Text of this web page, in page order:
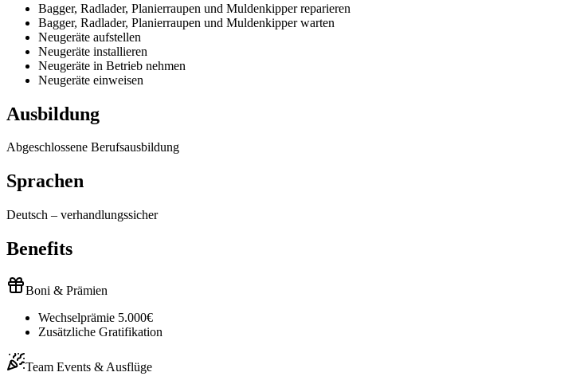
Bagger, Radlader, Planierraupen und Muldenkipper reparieren
Bagger, Radlader, Planierraupen und Muldenkipper warten
Neugeräte aufstellen
Neugeräte installieren
Neugeräte in Betrieb nehmen
Neugeräte einweisen
Ausbildung
Abgeschlossene Berufsausbildung
Sprachen
Deutsch – verhandlungssicher
Benefits
Boni & Prämien
Wechselprämie 5.000€
Zusätzliche Gratifikation
Team Events & Ausflüge